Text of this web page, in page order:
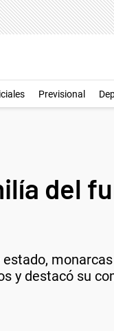
Previsional
del
y destacó su